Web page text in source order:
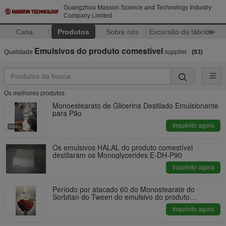
Guangzhou Masson Science and Technology Industry
Company Limited
Casa Produtos Sobre nós Excursão da fábrica
>>
Qualidade Emulsivos do produto comestível supplier. (83)
Os melhores produtos
Monoestearato de Glicerina Destilado Emulsionante
para Pão
Inquérito agora
Os emulsivos HALAL do produto comestível
destilaram os Monoglycerides E-DH-P90
Inquérito agora
Período por atacado 60 do Monostearate do
Sorbitan do Tween do emulsivo do produto
Inquérito agora